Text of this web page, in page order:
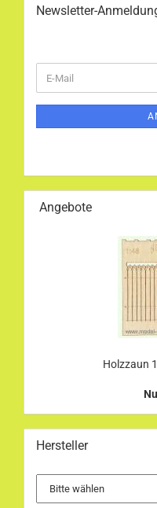
Newsletter-
ZUR
E-
Mail
Angebote
Holzzaun
Hersteller